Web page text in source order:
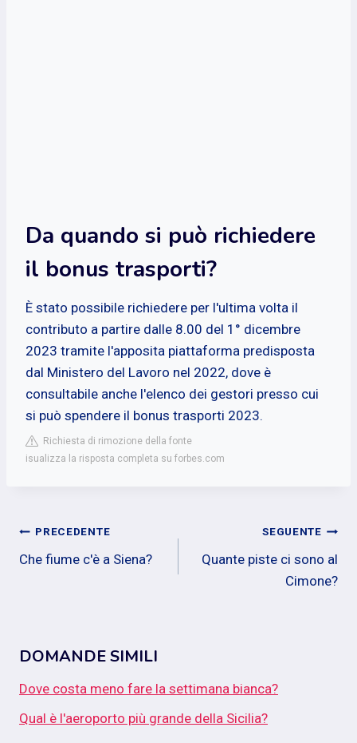
Da quando si può richiedere
il bonus trasporti?
È stato possibile richiedere per l'ultima volta il
contributo a partire dalle 8.00 del 1° dicembre
2023 tramite l'apposita piattaforma predisposta
dal Ministero del Lavoro nel 2022, dove è
consultabile anche l'elenco dei gestori presso cui
si può spendere il bonus trasporti 2023.
Richiesta di rimozione della fonte
isualizza la risposta completa su forbes.com
Navigazione
articoli
PRECEDENTE
Che fiume c'è a Siena?
SEGUENTE
Quante piste ci sono al
Cimone?
DOMANDE SIMILI
Dove costa meno fare la settimana bianca?
Qual è l'aeroporto più grande della Sicilia?